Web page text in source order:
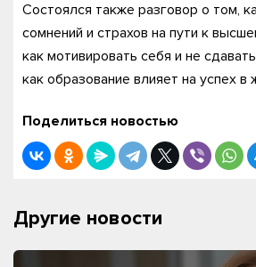
Состоялся также разговор о том,
сомнений и страхов на пути к
как мотивировать себя и не
как образование влияет на успех в
Поделиться новостью
Другие новости